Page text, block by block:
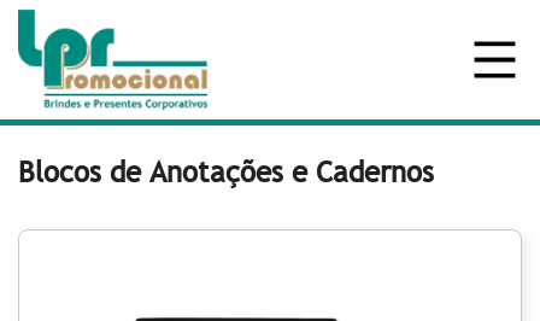
Blocos de Anotações e Cadernos